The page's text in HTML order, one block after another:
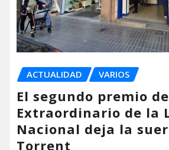
ACTUALIDAD VARIOS
El segundo premio
Extraordinario de la
Nacional deja la
Torrent